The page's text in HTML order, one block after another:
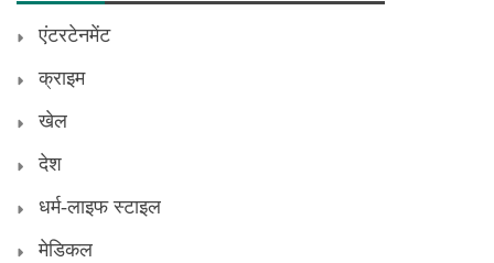
एंटरटेनमेंट
क्राइम
खेल
देश
धर्म-लाइफ स्टाइल
मेडिकल